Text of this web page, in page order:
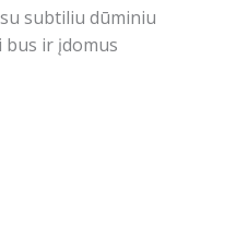
subtiliu dūminiu
bus ir įdomus